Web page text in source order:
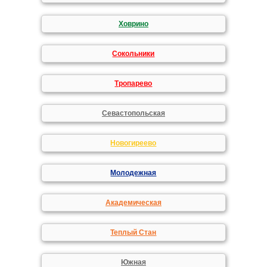
Ховрино
Сокольники
Тропарево
Севастопольская
Новогиреево
Молодежная
Академическая
Теплый Стан
Южная